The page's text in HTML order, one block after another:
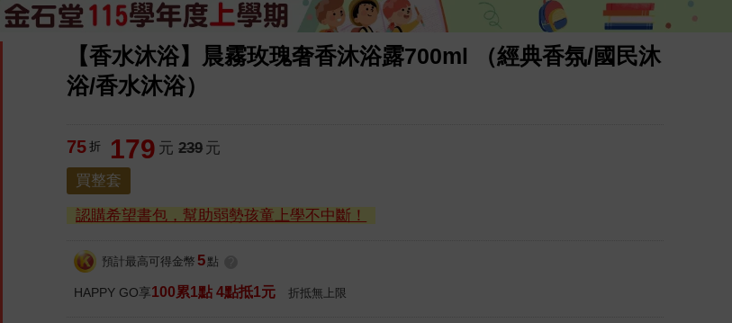
【香水沐浴】晨霧玫瑰奢香沐浴露700ml （經典香氛/國民沐
浴/香水沐浴）
75 折 179 元 239 元
買整套
認購希望書包，幫助弱勢孩童上學不中斷！
預計最高可得金幣 5 點
HAPPY GO享100累1點 4點抵1元 折抵無上限